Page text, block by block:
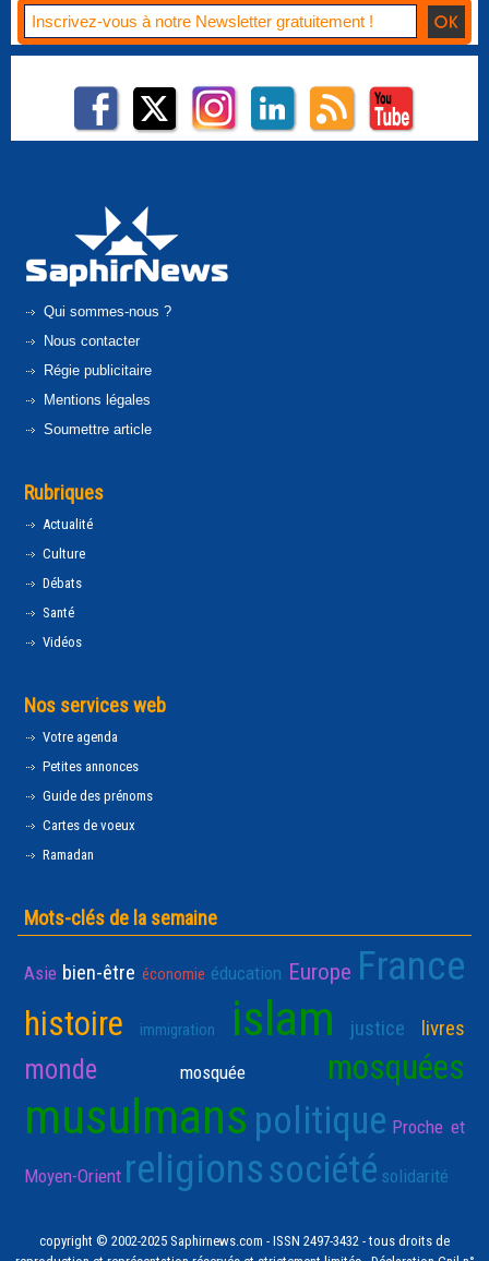
Qui sommes-nous ?
Nous contacter
Régie publicitaire
Mentions légales
Soumettre article
Rubriques
Actualité
Culture
Débats
Santé
Vidéos
Nos services web
Votre agenda
Petites annonces
Guide des prénoms
Cartes de voeux
Ramadan
Mots-clés de la semaine
Asie bien-être économie éducation Europe France
histoire immigration islam justice livres
monde mosquée mosquées
musulmans politique Proche et
Moyen-Orient religionssociété solidarité
copyright © 2002-2025 Saphirnews.com - ISSN 2497-3432 - tous droits de